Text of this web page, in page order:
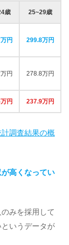
歳 25~29歳
円 299.8万円
円 278.8万円
円 237.9万円
調査結果の概
高くなってい
みを採用して
いうデータが